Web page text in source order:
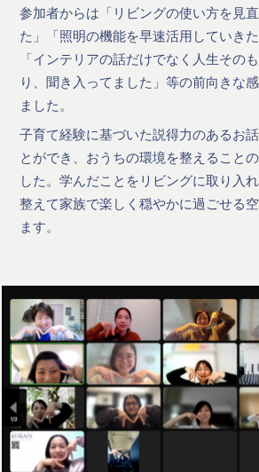
参加者からは「リビングの使い方を見
た」「照明の機能を早速活用していきた
「インテリアの話だけでなく人生その
り、聞き入ってました」等の前向きな
ました。
子育て経験に基づいた説得力のあるお
とができ、おうちの環境を整えること
した。学んだことをリビングに取り入
整えて家族で楽しく穏やかに過ごせる
ます。